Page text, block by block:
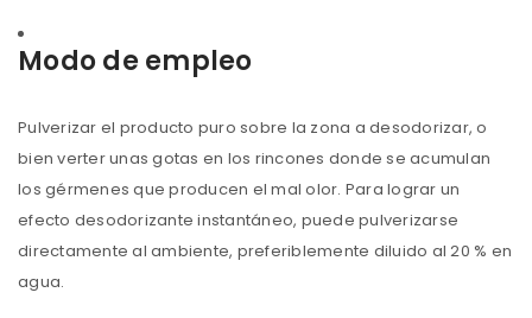
Modo de empleo
Pulverizar el producto puro sobre la zona a desodorizar, o
bien verter unas gotas en los rincones donde se acumulan
los gérmenes que producen el mal olor. Para lograr un
efecto desodorizante instantáneo, puede pulverizarse
directamente al ambiente, preferiblemente diluido al 20 % en
agua.